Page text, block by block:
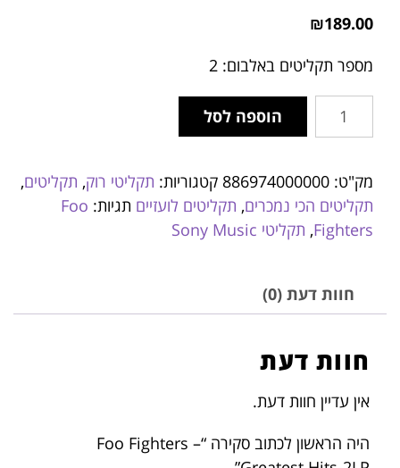
₪189.00
מספר תקליטים באלבום: 2
הוספה לסל
מק"ט: 886974000000 קטגוריות: תקליטי רוק, תקליטים,
תקליטים הכי נמכרים, תקליטים לועזיים תגיות: Foo
Fighters
, תקליטי Sony Music
חוות דעת (0)
חוות דעת
אין עדיין חוות דעת.
היה הראשון לכתוב סקירה “Foo Fighters –